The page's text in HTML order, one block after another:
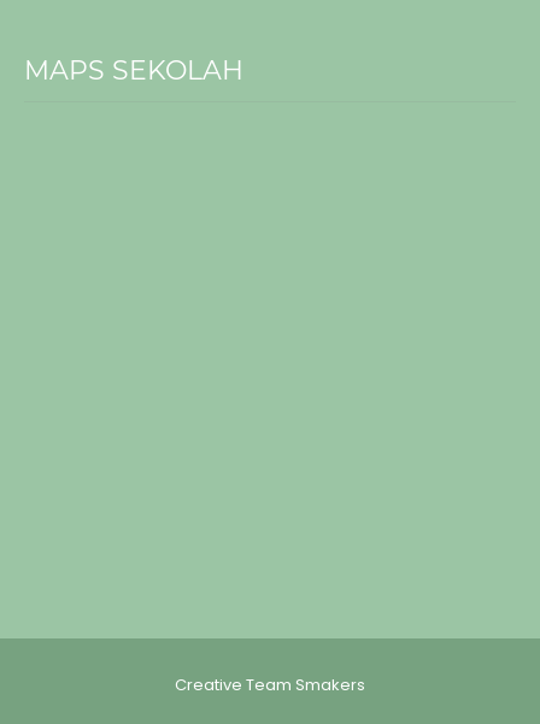
MAPS SEKOLAH
Creative Team Smakers